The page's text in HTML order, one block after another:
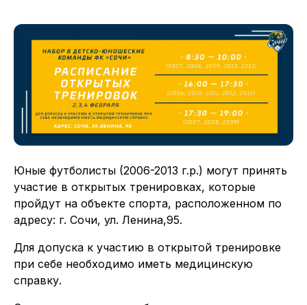
Юные футболисты (2006-2013 г.р.) могут принять
участие в открытых тренировках, которые
пройдут на объекте спорта, расположенном по
адресу: г. Сочи, ул. Ленина,95.
Для допуска к участию в открытой тренировке
при себе необходимо иметь медицинскую
справку.